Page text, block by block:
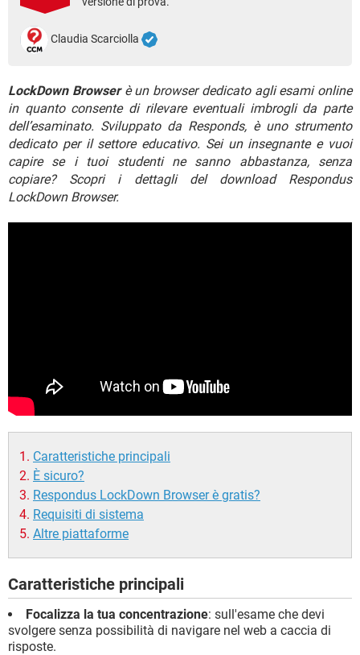
TIKTOK
HARDWARE
Claudia Scarciolla
LockDown Browserè un browser dedicato agli esami online
in quanto consente di rilevare eventuali imbrogli da parte
dell’esaminato. Sviluppato da Responds, è uno strumento
dedicato per il settore educativo. Sei un insegnante e vuoi
capire se i tuoi studenti ne sanno abbastanza, senza
copiare? Scopri i dettagli del download Respondus
LockDown Browser.
Caratteristiche principali
È sicuro?
Respondus LockDown Browser è gratis?
Requisiti di sistema
Altre piattaforme
Caratteristiche principali
Focalizza la tua concentrazione: sull'esame che devi
svolgere senza possibilità di navigare nel web a caccia di
risposte.